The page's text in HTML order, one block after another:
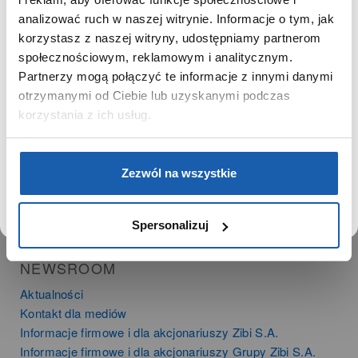
analizować ruch w naszej witrynie. Informacje o tym, jak
korzystasz z naszej witryny, udostępniamy partnerom
społecznościowym, reklamowym i analitycznym.
Partnerzy mogą połączyć te informacje z innymi danymi
otrzymanymi od Ciebie lub uzyskanymi podczas
korzystania z ich usług.
Zezwól na wszystkie
Spersonalizuj
PRODUKTY
Zegarki
Instrumenty muzyczne
Kalkulatory
SIECI SPRZEDAŻY
Salony muzyczne Riff
NEWSROOM
Aktualności
Kontakt dla mediów
Informacje firmowe i dla akcjonariuszy Zibi S.A.
Informacje firmowe i dla akcjonariuszy Grupy Zibi S.A.
SZANOWNA UŻYTKOWNICZKO
Używamy plików cookie w celach analitycznych,
statystycznych i marketingowych, w tym aby analizować
ruch w tej witrynie, optymalizować jej działanie oraz
zapamiętywać Twoje preferencje.